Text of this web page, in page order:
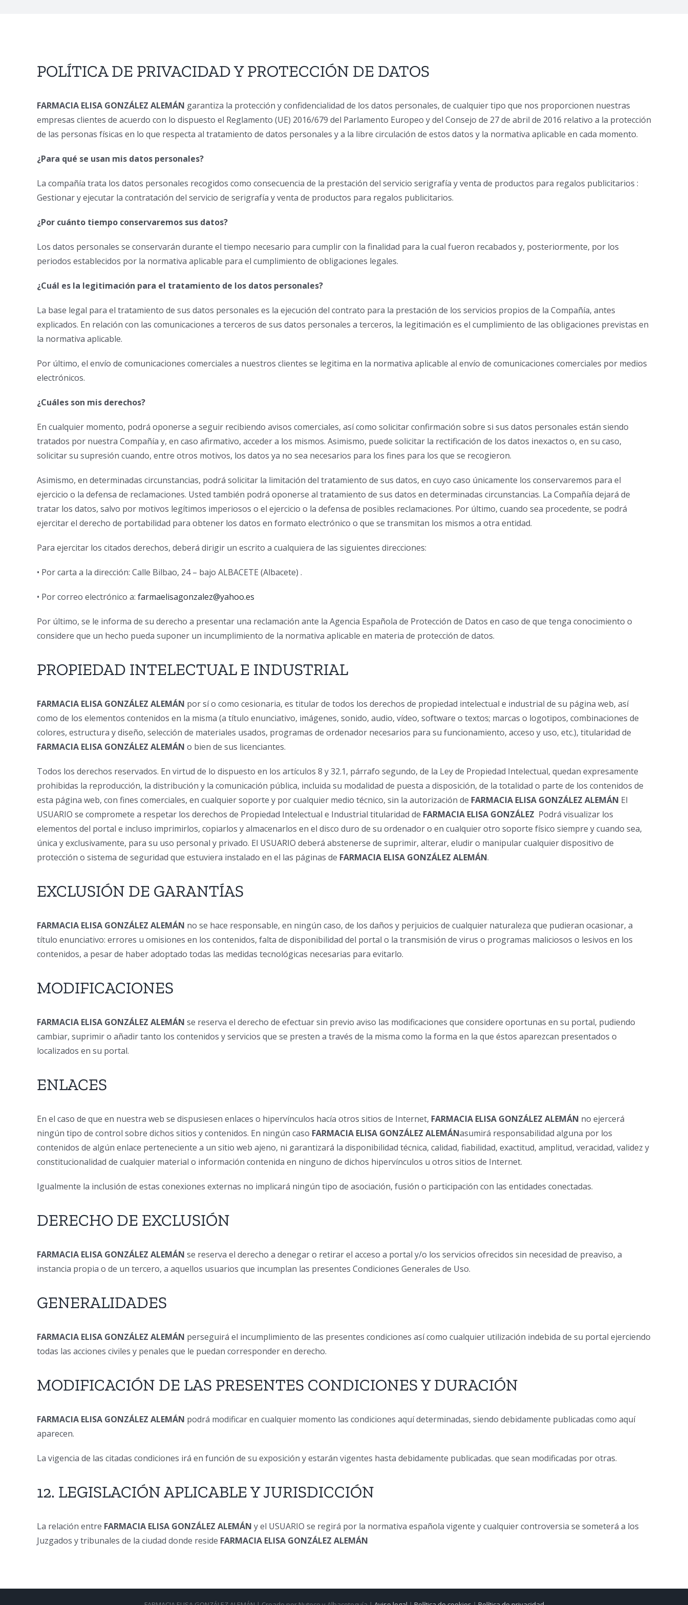
POLÍTICA DE PRIVACIDAD Y PROTECCIÓN DE DATOS
FARMACIA ELISA GONZÁLEZ ALEMÁN garantiza la protección y confidencialidad de los datos personales, de cualquier tipo que nos proporcionen nuestras
empresas clientes de acuerdo con lo dispuesto el Reglamento (UE) 2016/679 del Parlamento Europeo y del Consejo de 27 de abril de 2016 relativo a la protección
de las personas físicas en lo que respecta al tratamiento de datos personales y a la libre circulación de estos datos y la normativa aplicable en cada momento.
¿Para qué se usan mis datos personales?
La compañía trata los datos personales recogidos como consecuencia de la prestación del servicio serigrafía y venta de productos para regalos publicitarios :
Gestionar y ejecutar la contratación del servicio de serigrafía y venta de productos para regalos publicitarios.
¿Por cuánto tiempo conservaremos sus datos?
Los datos personales se conservarán durante el tiempo necesario para cumplir con la finalidad para la cual fueron recabados y, posteriormente, por los
periodos establecidos por la normativa aplicable para el cumplimiento de obligaciones legales.
¿Cuál es la legitimación para el tratamiento de los datos personales?
La base legal para el tratamiento de sus datos personales es la ejecución del contrato para la prestación de los servicios propios de la Compañía, antes
explicados. En relación con las comunicaciones a terceros de sus datos personales a terceros, la legitimación es el cumplimiento de las obligaciones previstas en
la normativa aplicable.
Por último, el envío de comunicaciones comerciales a nuestros clientes se legitima en la normativa aplicable al envío de comunicaciones comerciales por medios
electrónicos.
¿Cuáles son mis derechos?
En cualquier momento, podrá oponerse a seguir recibiendo avisos comerciales, así como solicitar confirmación sobre si sus datos personales están siendo
tratados por nuestra Compañía y, en caso afirmativo, acceder a los mismos. Asimismo, puede solicitar la rectificación de los datos inexactos o, en su caso,
solicitar su supresión cuando, entre otros motivos, los datos ya no sea necesarios para los fines para los que se recogieron.
Asimismo, en determinadas circunstancias, podrá solicitar la limitación del tratamiento de sus datos, en cuyo caso únicamente los conservaremos para el
ejercicio o la defensa de reclamaciones. Usted también podrá oponerse al tratamiento de sus datos en determinadas circunstancias. La Compañía dejará de
tratar los datos, salvo por motivos legítimos imperiosos o el ejercicio o la defensa de posibles reclamaciones. Por último, cuando sea procedente, se podrá
ejercitar el derecho de portabilidad para obtener los datos en formato electrónico o que se transmitan los mismos a otra entidad.
Para ejercitar los citados derechos, deberá dirigir un escrito a cualquiera de las siguientes direcciones:
• Por carta a la dirección: Calle Bilbao, 24 – bajo ALBACETE (Albacete) ​.
• Por correo electrónico a: farmaelisagonzalez@yahoo.es
Por último, se le informa de su derecho a presentar una reclamación ante la Agencia Española de Protección de Datos en caso de que tenga conocimiento o
considere que un hecho pueda suponer un incumplimiento de la normativa aplicable en materia de protección de datos.
PROPIEDAD INTELECTUAL E INDUSTRIAL
FARMACIA ELISA GONZÁLEZ ALEMÁN por sí o como cesionaria, es titular de todos los derechos de propiedad intelectual e industrial de su página web, así
como de los elementos contenidos en la misma (a título enunciativo, imágenes, sonido, audio, vídeo, software o textos; marcas o logotipos, combinaciones de
colores, estructura y diseño, selección de materiales usados, programas de ordenador necesarios para su funcionamiento, acceso y uso, etc.), titularidad de
FARMACIA ELISA GONZÁLEZ ALEMÁN o bien de sus licenciantes.
Todos los derechos reservados. En virtud de lo dispuesto en los artículos 8 y 32.1, párrafo segundo, de la Ley de Propiedad Intelectual, quedan expresamente
prohibidas la reproducción, la distribución y la comunicación pública, incluida su modalidad de puesta a disposición, de la totalidad o parte de los contenidos de
esta página web, con fines comerciales, en cualquier soporte y por cualquier medio técnico, sin la autorización de FARMACIA ELISA GONZÁLEZ ALEMÁN El
USUARIO se compromete a respetar los derechos de Propiedad Intelectual e Industrial titularidad de FARMACIA ELISA GONZÁLEZ Podrá visualizar los
elementos del portal e incluso imprimirlos, copiarlos y almacenarlos en el disco duro de su ordenador o en cualquier otro soporte físico siempre y cuando sea,
única y exclusivamente, para su uso personal y privado. El USUARIO deberá abstenerse de suprimir, alterar, eludir o manipular cualquier dispositivo de
protección o sistema de seguridad que estuviera instalado en el las páginas de FARMACIA ELISA GONZÁLEZ ALEMÁN.
EXCLUSIÓN DE GARANTÍAS
FARMACIA ELISA GONZÁLEZ ALEMÁN no se hace responsable, en ningún caso, de los daños y perjuicios de cualquier naturaleza que pudieran ocasionar, a
título enunciativo: errores u omisiones en los contenidos, falta de disponibilidad del portal o la transmisión de virus o programas maliciosos o lesivos en los
contenidos, a pesar de haber adoptado todas las medidas tecnológicas necesarias para evitarlo.
MODIFICACIONES
FARMACIA ELISA GONZÁLEZ ALEMÁN se reserva el derecho de efectuar sin previo aviso las modificaciones que considere oportunas en su portal, pudiendo
cambiar, suprimir o añadir tanto los contenidos y servicios que se presten a través de la misma como la forma en la que éstos aparezcan presentados o
localizados en su portal.
ENLACES
En el caso de que en nuestra web se dispusiesen enlaces o hipervínculos hacía otros sitios de Internet, FARMACIA ELISA GONZÁLEZ ALEMÁN no ejercerá
ningún tipo de control sobre dichos sitios y contenidos. En ningún caso FARMACIA ELISA GONZÁLEZ ALEMÁNasumirá responsabilidad alguna por los
contenidos de algún enlace perteneciente a un sitio web ajeno, ni garantizará la disponibilidad técnica, calidad, fiabilidad, exactitud, amplitud, veracidad, validez y
constitucionalidad de cualquier material o información contenida en ninguno de dichos hipervínculos u otros sitios de Internet.
Igualmente la inclusión de estas conexiones externas no implicará ningún tipo de asociación, fusión o participación con las entidades conectadas.
DERECHO DE EXCLUSIÓN
FARMACIA ELISA GONZÁLEZ ALEMÁN se reserva el derecho a denegar o retirar el acceso a portal y/o los servicios ofrecidos sin necesidad de preaviso, a
instancia propia o de un tercero, a aquellos usuarios que incumplan las presentes Condiciones Generales de Uso.
GENERALIDADES
FARMACIA ELISA GONZÁLEZ ALEMÁN perseguirá el incumplimiento de las presentes condiciones así como cualquier utilización indebida de su portal ejerciendo
todas las acciones civiles y penales que le puedan corresponder en derecho.
MODIFICACIÓN DE LAS PRESENTES CONDICIONES Y DURACIÓN
FARMACIA ELISA GONZÁLEZ ALEMÁN podrá modificar en cualquier momento las condiciones aquí determinadas, siendo debidamente publicadas como aquí
aparecen.
La vigencia de las citadas condiciones irá en función de su exposición y estarán vigentes hasta debidamente publicadas. que sean modificadas por otras.
12. LEGISLACIÓN APLICABLE Y JURISDICCIÓN
La relación entre FARMACIA ELISA GONZÁLEZ ALEMÁN y el USUARIO se regirá por la normativa española vigente y cualquier controversia se someterá a los
Juzgados y tribunales de la ciudad donde reside FARMACIA ELISA GONZÁLEZ ALEMÁN